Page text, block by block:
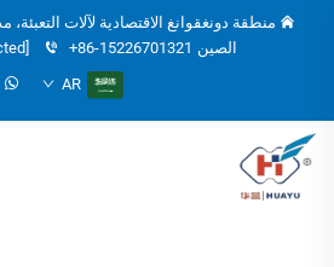
منطقة دونغقوانغ الاقتصادية لآلات
الصين +86-15226701321
AR